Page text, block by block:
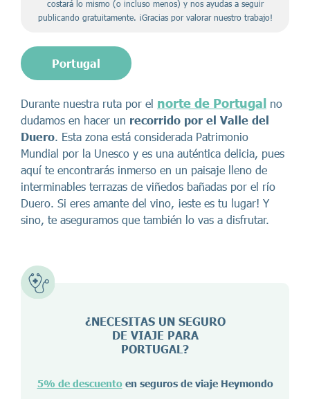
costará lo mismo (o incluso menos) y nos ayudas a seguir
publicando gratuitamente. ¡Gracias por valorar nuestro trabajo!
Portugal
Durante nuestra ruta por el norte de Portugal no
dudamos en hacer un recorrido por el Valle del
Duero. Esta zona está considerada Patrimonio
Mundial por la Unesco y es una auténtica delicia, pues
aquí te encontrarás inmerso en un paisaje lleno de
interminables terrazas de viñedos bañadas por el río
Duero. Si eres amante del vino, ¡este es tu lugar! Y
sino, te aseguramos que también lo vas a disfrutar.
¿NECESITAS UN SEGURO
DE VIAJE PARA
PORTUGAL ?
5% de descuentoen seguros de viaje Heymondo